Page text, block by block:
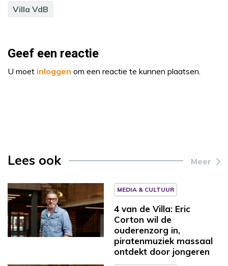
Villa VdB
Geef een reactie
U moet inloggen om een reactie te kunnen plaatsen.
Lees ook Meer
MEDIA & CULTUUR
4 van de Villa: Eric
Corton wil de
ouderenzorg in,
piratenmuziek massaal
ontdekt door jongeren